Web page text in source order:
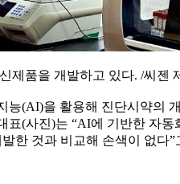
제품을 개발하고 있다. /씨젠
능(AI)을 활용해 진단시약의
표(사진)는 “AI에 기반한 자
한 것과 비교해 손색이 없다”